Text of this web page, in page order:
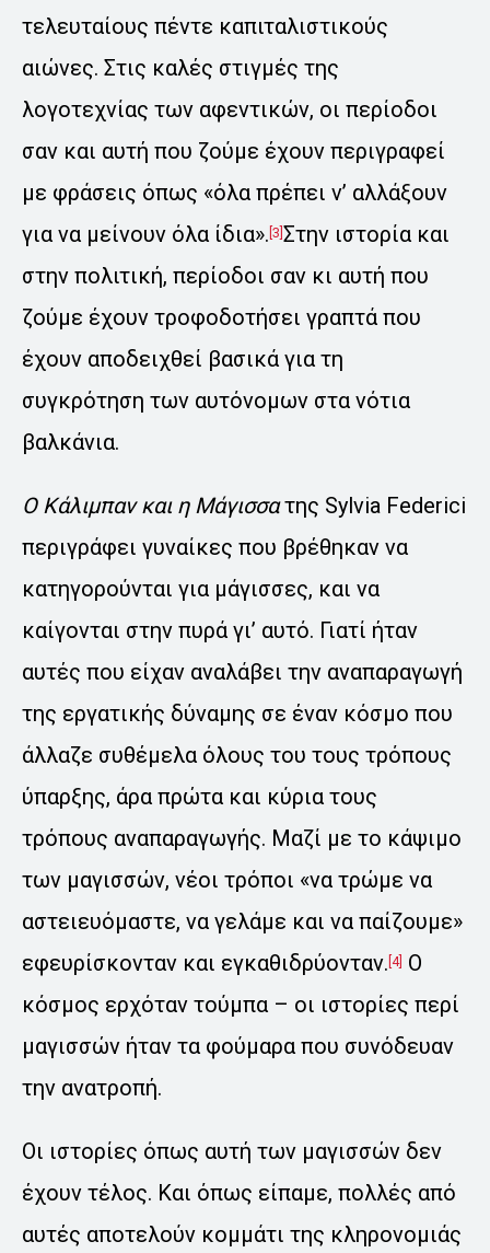
τελευταίους πέντε καπιταλιστικούς
αιώνες. Στις καλές στιγμές της
λογοτεχνίας των αφεντικών, οι περίοδοι
σαν και αυτή που ζούμε έχουν περιγραφεί
με φράσεις όπως «όλα πρέπει ν’ αλλάξουν
για να μείνουν όλα ίδια». [3]Στην ιστορία και
στην πολιτική, περίοδοι σαν κι αυτή που
ζούμε έχουν τροφοδοτήσει γραπτά που
έχουν αποδειχθεί βασικά για τη
συγκρότηση των αυτόνομων στα νότια
βαλκάνια.
Ο Κάλιμπαν και η Μάγισσατης Sylvia Federici
περιγράφει γυναίκες που βρέθηκαν να
κατηγορούνται για μάγισσες, και να
καίγονται στην πυρά γι’ αυτό. Γιατί ήταν
αυτές που είχαν αναλάβει την αναπαραγωγή
της εργατικής δύναμης σε έναν κόσμο που
άλλαζε συθέμελα όλους του τους τρόπους
ύπαρξης, άρα πρώτα και κύρια τους
τρόπους αναπαραγωγής. Μαζί με το κάψιμο
των μαγισσών, νέοι τρόποι «να τρώμε να
αστειευόμαστε, να γελάμε και να παίζουμε»
εφευρίσκονταν και εγκαθιδρύονταν. [4] Ο
κόσμος ερχόταν τούμπα – οι ιστορίες περί
μαγισσών ήταν τα φούμαρα που συνόδευαν
την ανατροπή.
Οι ιστορίες όπως αυτή των μαγισσών δεν
έχουν τέλος. Και όπως είπαμε, πολλές από
αυτές αποτελούν κομμάτι της κληρονομιάς